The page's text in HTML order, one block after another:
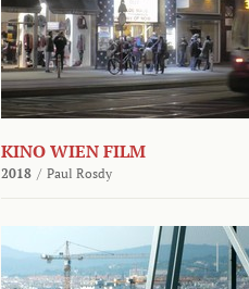
KINO WIEN FILM
2018 / Paul Rosdy